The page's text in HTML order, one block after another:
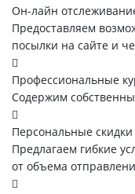
Он-лайн
Предоставляем
посылки на сайте и
Профессиональные
Содержим
Персональные скидки
Предлагаем гибкие
от объема